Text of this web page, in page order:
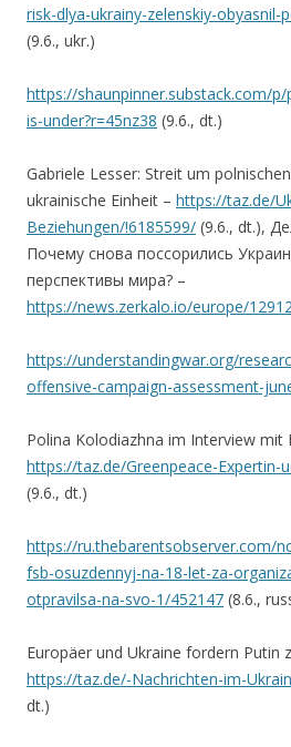
risk-dlya-ukrainy-zelenskiy-obyasnil-
(9.6., ukr.)
https://shaunpinner.substack.com/
is-under?r=45nz38 (9.6., dt.)
Gabriele Lesser: Streit um
ukrainische Einheit – https://taz.de/
Beziehungen/!6185599/ (9.6., dt.),
Почему снова поссорились
перспективы мира? –
https://news.zerkalo.io/europe/
https://understandingwar.org/
offensive-campaign-assessment-
Polina Kolodiazhna im Interview mit
https://taz.de/Greenpeace-Expertin-
(9.6., dt.)
https://ru.thebarentsobserver.com/
fsb-osuzdennyj-na-18-let-za-
otpravilsa-na-svo-1/452147 (8.6.,
Europäer und Ukraine fordern Putin
https://taz.de/-Nachrichten-im-
dt.)